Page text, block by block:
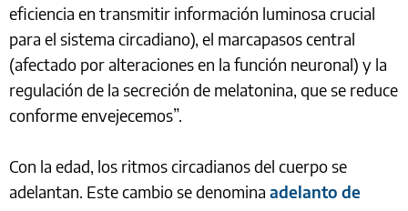
eficiencia en transmitir información luminosa crucial
para el sistema circadiano), el marcapasos central
(afectado por alteraciones en la función neuronal) y la
regulación de la secreción de melatonina, que se reduce
conforme envejecemos”.
Con la edad, los ritmos circadianos del cuerpo se
adelantan. Este cambio se denomina adelanto de